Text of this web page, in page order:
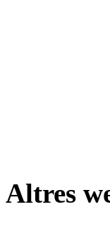
Altres